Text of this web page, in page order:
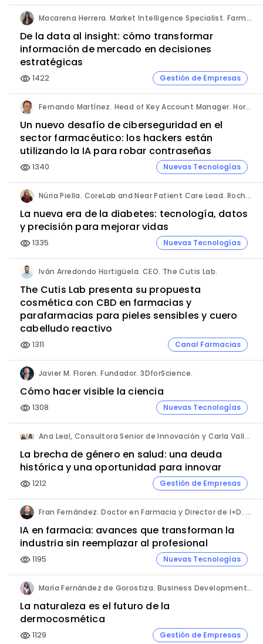
Macarena Herrera. Market Intelligence Specialist. Farmaprojects (Polpharma Group).
De la data al insight: cómo transformar
información de mercado en decisiones
estratégicas
visibility 1422 Gestión de Empresas
Fernando Martínez. Head of Key Account Manager. Hornetsecurity.
Un nuevo desafío de ciberseguridad en el
sector farmacéutico: los hackers están
utilizando la IA para robar contraseñas
visibility 1340 Nuevas Tecnologías
Núria Piella. CoreLab and Near Patient Care Lead. Roche Diagnostics España.
La nueva era de la diabetes: tecnología, datos
y precisión para mejorar vidas
visibility 1335 Nuevas Tecnologías
Iván Arredondo Hortigüela. CEO. The Cutis Lab.
The Cutis Lab presenta su propuesta
cosmética con CBD en farmacias y
parafarmacias para pieles sensibles y cuero
cabelludo reactivo
visibility 1311 Canal Farmacias
Javier M. Floren. Fundador. 3DforScience.
Cómo hacer visible la ciencia
visibility 1308 Nuevas Tecnologías
Ana Leal, Consultora Senior de Innovación y Carla Vallès, Manager. ANIMA.
La brecha de género en salud: una deuda
histórica y una oportunidad para innovar
visibility 1212 Gestión de Empresas
Fran Fernández. Doctor en Farmacia y Director de I+D. Labiana
IA en farmacia: avances que transforman la
industria sin reemplazar al profesional
visibility 1195 Nuevas Tecnologías
María Fernández de Gorostiza. Business Development & Sustainable Transformation Director. L'Oréal Dermatological Beauty.
La naturaleza es el futuro de la
dermocosmética
visibility 1129 Gestión de Empresas